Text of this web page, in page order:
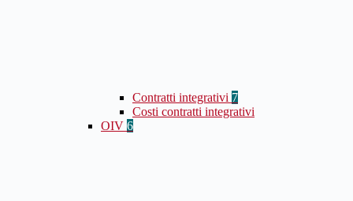
Contratti integrativi 7
Costi contratti integrativi
OIV 6